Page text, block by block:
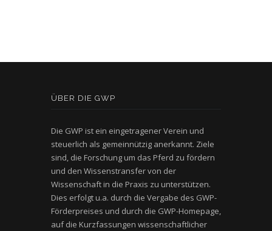
ÜBER DIE GWP
Die GWP ist ein eingetragener Verein und
steuerlich als gemeinnützig anerkannt. Ziele
sind, die Forschung um das Pferd zu fördern
und den Wissenstransfer von der
Wissenschaft in die Praxis zu unterstützen.
Dies erfolgt u.a. durch die Vergabe des GWP-
Förderpreises und durch die GWP-Homepage,
auf die Kurzfassungen wissenschaftlicher